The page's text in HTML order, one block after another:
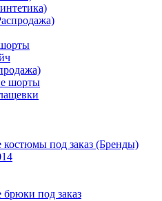
шорты
под заказ (Бренды)
под заказ